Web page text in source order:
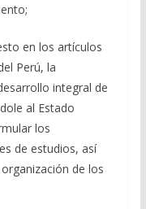
en los artículos
Perú, la
integral de
al Estado
los
de estudios, así
de los